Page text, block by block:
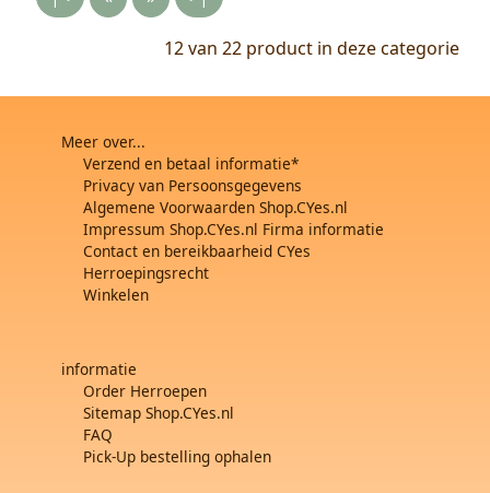
12 van 22 product in deze categorie
Meer over...
Verzend en betaal informatie*
Privacy van Persoonsgegevens
Algemene Voorwaarden Shop.CYes.nl
Impressum Shop.CYes.nl Firma informatie
Contact en bereikbaarheid CYes
Herroepingsrecht
Winkelen
informatie
Order Herroepen
Sitemap Shop.CYes.nl
FAQ
Pick-Up bestelling ophalen